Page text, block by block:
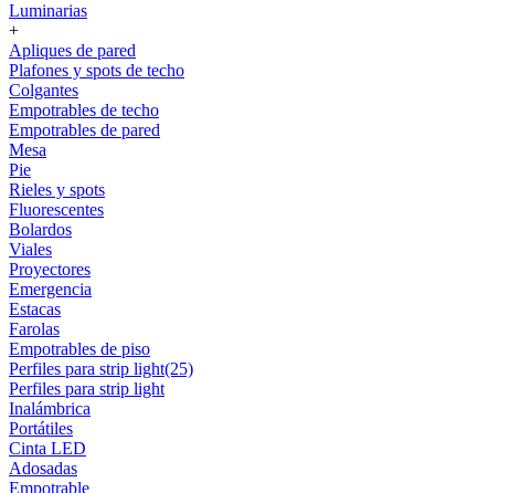
Luminarias
+
Apliques de pared
Plafones y spots de techo
Colgantes
Empotrables de techo
Empotrables de pared
Mesa
Pie
Rieles y spots
Fluorescentes
Bolardos
Viales
Proyectores
Emergencia
Estacas
Farolas
Empotrables de piso
Perfiles para strip light(25)
Perfiles para strip light
Inalámbrica
Portátiles
Cinta LED
Adosadas
Empotrable